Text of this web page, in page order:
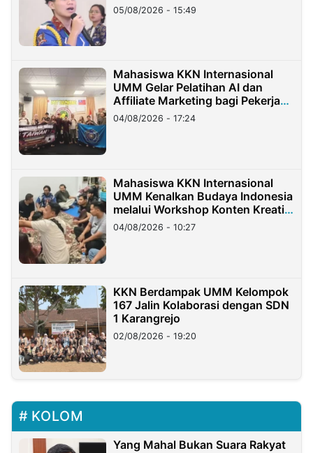
05/08/2026 - 15:49
Mahasiswa KKN Internasional
UMM Gelar Pelatihan AI dan
Affiliate Marketing bagi Pekerja
Migran Indonesia di Taiwan
04/08/2026 - 17:24
Mahasiswa KKN Internasional
UMM Kenalkan Budaya Indonesia
melalui Workshop Konten Kreatif
di Taiwan
04/08/2026 - 10:27
KKN Berdampak UMM Kelompok
167 Jalin Kolaborasi dengan SDN
1 Karangrejo
02/08/2026 - 19:20
KOLOM
Yang Mahal Bukan Suara Rakyat